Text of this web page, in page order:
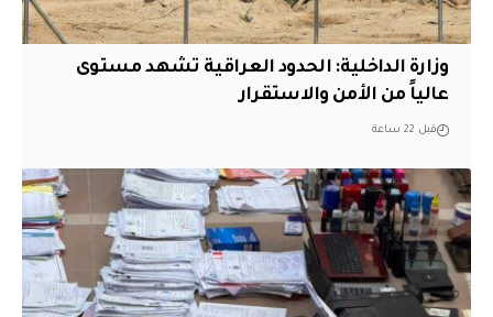
وزارة الداخلية: الحدود العراقية تشهد مستوى
عالياً من الأمن والاستقرار
قبل 22 ساعة